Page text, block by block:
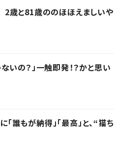
歳と81歳ののほほえましいや
いの？」一触即発！？かと思い
もが納得」「最高」と、“猫ち